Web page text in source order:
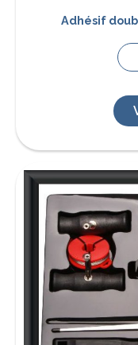
Adhésif